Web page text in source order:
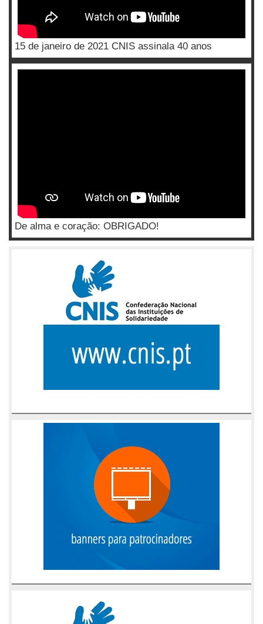
15 de janeiro de 2021 CNIS assinala 40 anos
De alma e coração: OBRIGADO!